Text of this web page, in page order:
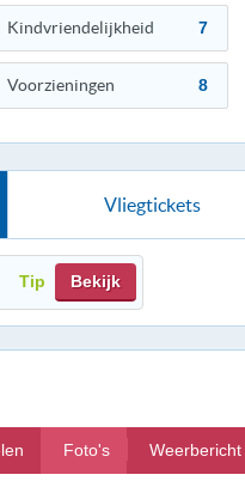
Kindvriendelijkheid 7
Voorzieningen 8
Vliegtickets
Tip Bekijk
Foto's Weerbericht